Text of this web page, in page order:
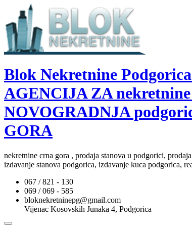
Blok Nekretnine
AGENCIJA ZA
NOVOGRADNJA
GORA
nekretnine crna gora , prodaja stanova u podgorici,
izdavanje stanova podgorica, izdavanje kuca podgorica,
067 / 821 - 130
069 / 069 - 585
bloknekretninepg@gmail.com
Vijenac Kosovskih Junaka 4, Podgorica